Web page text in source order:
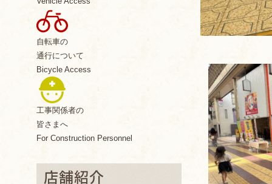
自転車の
通行について
Bicycle Access
工事関係者の
皆さまへ
For Construction Personnel